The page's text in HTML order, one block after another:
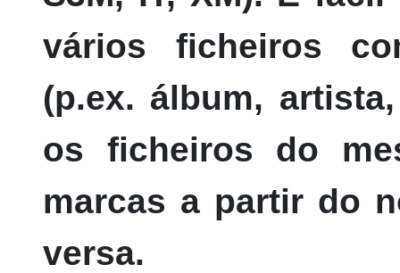
vários ficheiros
(p.ex. álbum,
os ficheiros do
marcas a partir do
versa.